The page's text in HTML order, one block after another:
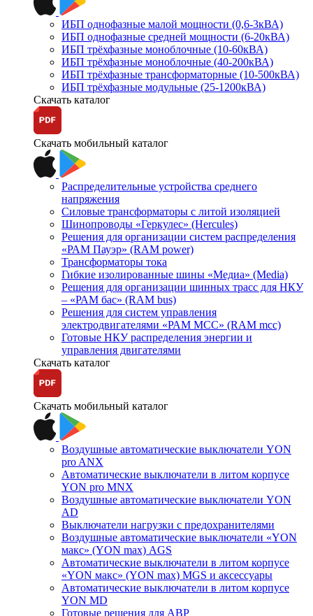
ИБП однофазные малой мощности (0,6-3кВА)
ИБП однофазные средней мощности (6-20кВА)
ИБП трёхфазные моноблочные (10-60кВА)
ИБП трёхфазные моноблочные (40-200кВА)
ИБП трёхфазные трансформаторные (10-500кВА)
ИБП трёхфазные модульные (25-1200кВА)
Скачать каталог
Скачать мобильный каталог
Распределительные устройства среднего
напряжения
Силовые трансформаторы с литой изоляцией
Шинопроводы «Геркулес» (Hercules)
Решения для организации систем распределения
«РАМ Пауэр» (RAM power)
Трансформаторы тока
Гибкие изолированные шины «Медиа» (Media)
Решения для организации шинных трасс для НКУ
– «РАМ бас» (RAM bus)
Решения для систем управления
электродвигателями «РАМ МСС» (RAM mcc)
Готовые НКУ распределения энергии и
управления двигателями
Скачать каталог
Скачать мобильный каталог
Воздушные автоматические выключатели YON
pro ANX
Автоматические выключатели в литом корпусе
YON pro MNX
Воздушные автоматические выключатели YON
AD
Выключатели нагрузки с предохранителями
Воздушные автоматические выключатели «YON
макс» (YON max) AGS
Автоматические выключатели в литом корпусе
«YON макс» (YON max) MGS и аксессуары
Автоматические выключатели в литом корпусе
YON MD
Готовые решения для АВР